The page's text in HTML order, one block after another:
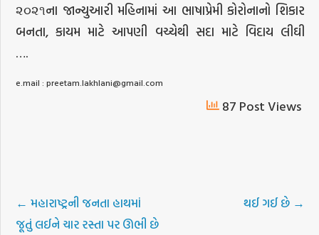
૨૦૨૧ના જાન્યુઆરી મહિનામાં આ ભાષાપ્રેમી કોરોનાનો શિકાર
બનતા, કાયમ માટે આપણી વચ્ચેથી સદા માટે વિદાય લીઘી
….
e.mail : preetam.lakhlani@gmail.com
87 Post Views
← મહારાષ્ટ્રની જનતા હાથમાં
જૂતું લઈને ચાર રસ્તા પર ઊભી છે
થઈ ગઈ છે →